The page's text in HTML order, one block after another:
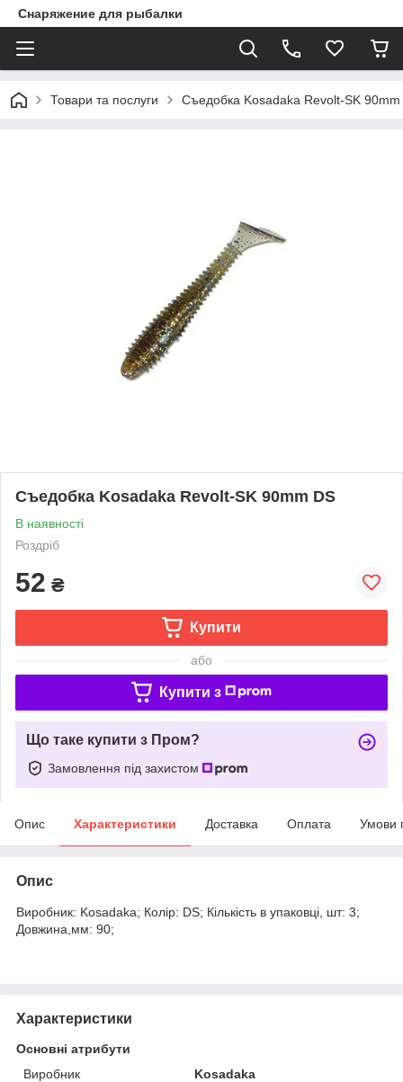
Снаряжение для рыбалки
Товари та послуги Съедобка Kosadaka Revolt-SK 90mm
Съедобка Kosadaka Revolt-SK 90mm DS
В наявності
Роздріб
52 ₴
Купити
або
Купити з
Що таке купити з Пром?
Замовлення під захистом
Опис Характеристики Доставка Оплата Умови
Опис
Виробник: Kosadaka; Колір: DS; Кількість в упаковці, шт: 3;
Довжина,мм: 90;
Характеристики
Основні атрибути
Виробник
Kosadaka